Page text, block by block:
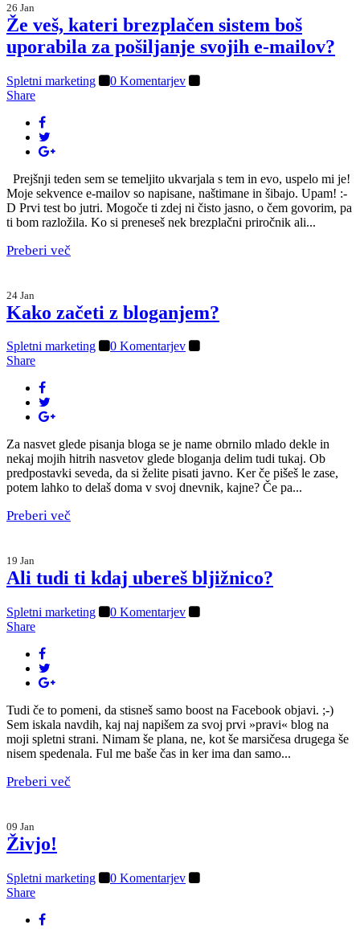
26 Jan
Že veš, kateri brezplačen sistem boš
uporabila za pošiljanje svojih e-mailov?
Spletni marketing
0 Komentarjev
Share
Prejšnji teden sem se temeljito ukvarjala s tem in evo, uspelo mi je!
Moje sekvence e-mailov so napisane, naštimane in šibajo. Upam! :-
D Prvi test bo jutri. Mogoče ti zdej ni čisto jasno, o čem govorim, pa
ti bom razložila. Ko si preneseš nek brezplačni priročnik ali...
Preberi več
24 Jan
Kako začeti z bloganjem?
Spletni marketing
0 Komentarjev
Share
Za nasvet glede pisanja bloga se je name obrnilo mlado dekle in
nekaj mojih hitrih nasvetov glede bloganja delim tudi tukaj. Ob
predpostavki seveda, da si želite pisati javno. Ker če pišeš le zase,
potem lahko to delaš doma v svoj dnevnik, kajne? Če pa...
Preberi več
19 Jan
Ali tudi ti kdaj ubereš bljižnico?
Spletni marketing
0 Komentarjev
Share
Tudi če to pomeni, da stisneš samo boost na Facebook objavi. ;-)
Sem iskala navdih, kaj naj napišem za svoj prvi »pravi« blog na
moji spletni strani. Nimam še plana, ne, kot še marsičesa drugega še
nisem spedenala. Ful me baše čas in ker ima dan samo...
Preberi več
09 Jan
Živjo!
Spletni marketing
0 Komentarjev
Share